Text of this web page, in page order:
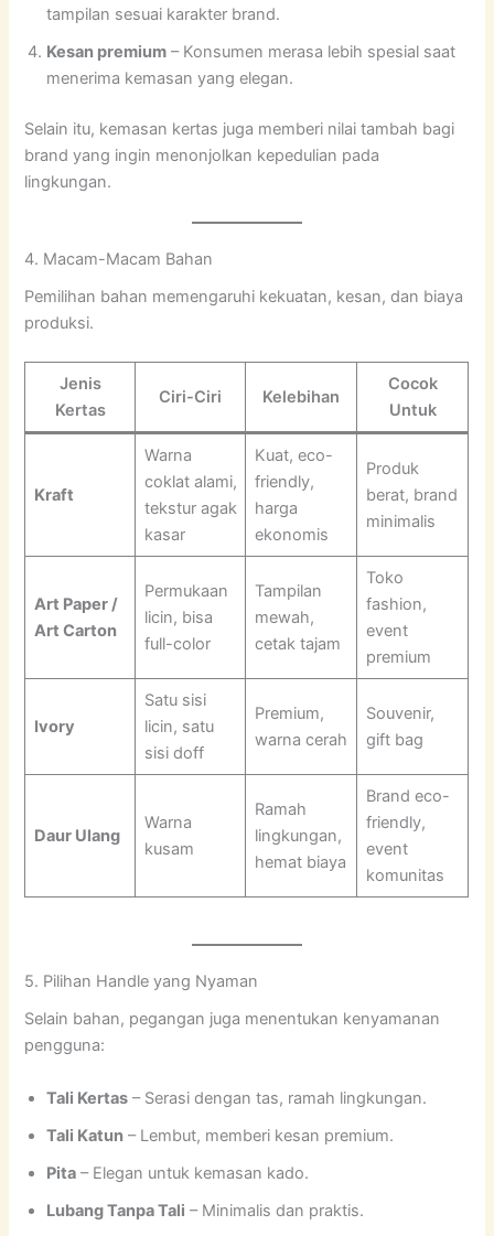
tampilan sesuai karakter brand.
Kesan premium – Konsumen merasa lebih spesial saat
menerima kemasan yang elegan.
Selain itu, kemasan kertas juga memberi nilai tambah bagi
brand yang ingin menonjolkan kepedulian pada
lingkungan.
4. Macam-Macam Bahan
Pemilihan bahan memengaruhi kekuatan, kesan, dan biaya
produksi.
Jenis
Kertas
Ciri-Ciri Kelebihan
Cocok
Untuk
Kraft
Warna
coklat alami,
tekstur agak
kasar
Kuat, eco-
friendly,
harga
ekonomis
Produk
berat, brand
minimalis
Art Paper /
Art Carton
Permukaan
licin, bisa
full-color
Tampilan
mewah,
cetak tajam
Toko
fashion,
event
premium
Ivory
Satu sisi
licin, satu
sisi doff
Premium,
warna cerah
Souvenir,
gift bag
Daur Ulang
Warna
kusam
Ramah
lingkungan,
hemat biaya
Brand eco-
friendly,
event
komunitas
5. Pilihan Handle yang Nyaman
Selain bahan, pegangan juga menentukan kenyamanan
pengguna:
Tali Kertas – Serasi dengan tas, ramah lingkungan.
Tali Katun – Lembut, memberi kesan premium.
Pita – Elegan untuk kemasan kado.
Lubang Tanpa Tali – Minimalis dan praktis.